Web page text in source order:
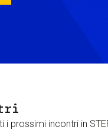
prossimi incontri in